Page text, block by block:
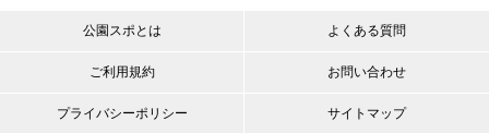
公園スポとは
ご利用規約
プライバシーポリシー
よくある質問
お問い合わせ
サイトマップ